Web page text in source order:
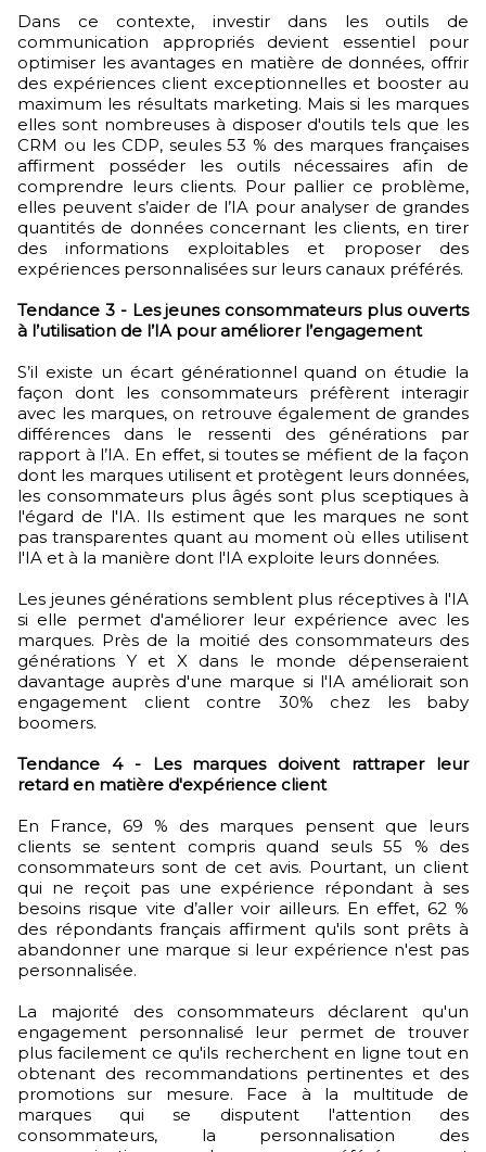
Dans ce contexte, investir dans les outils de
communication appropriés devient essentiel pour
optimiser les avantages en matière de données, offrir
des expériences client exceptionnelles et booster au
maximum les résultats marketing. Mais si les marques
elles sont nombreuses à disposer d'outils tels que les
CRM ou les CDP, seules 53 % des marques françaises
affirment posséder les outils nécessaires afin de
comprendre leurs clients. Pour pallier ce problème,
elles peuvent s’aider de l’IA pour analyser de grandes
quantités de données concernant les clients, en tirer
des informations exploitables et proposer des
expériences personnalisées sur leurs canaux préférés.
Tendance 3 - Les jeunes consommateurs plus ouverts
à l’utilisation de l’IA pour améliorer l’engagement
S’il existe un écart générationnel quand on étudie la
façon dont les consommateurs préfèrent interagir
avec les marques, on retrouve également de grandes
différences dans le ressenti des générations par
rapport à l’IA. En effet, si toutes se méfient de la façon
dont les marques utilisent et protègent leurs données,
les consommateurs plus âgés sont plus sceptiques à
l'égard de l'IA. Ils estiment que les marques ne sont
pas transparentes quant au moment où elles utilisent
l'IA et à la manière dont l'IA exploite leurs données.
Les jeunes générations semblent plus réceptives à l'IA
si elle permet d'améliorer leur expérience avec les
marques. Près de la moitié des consommateurs des
générations Y et X dans le monde dépenseraient
davantage auprès d'une marque si l'IA améliorait son
engagement client contre 30% chez les baby
boomers.
Tendance 4 - Les marques doivent rattraper leur
retard en matière d'expérience client
En France, 69 % des marques pensent que leurs
clients se sentent compris quand seuls 55 % des
consommateurs sont de cet avis. Pourtant, un client
qui ne reçoit pas une expérience répondant à ses
besoins risque vite d’aller voir ailleurs. En effet, 62 %
des répondants français affirment qu'ils sont prêts à
abandonner une marque si leur expérience n'est pas
personnalisée.
La majorité des consommateurs déclarent qu'un
engagement personnalisé leur permet de trouver
plus facilement ce qu'ils recherchent en ligne tout en
obtenant des recommandations pertinentes et des
promotions sur mesure. Face à la multitude de
marques qui se disputent l'attention des
consommateurs, la personnalisation des